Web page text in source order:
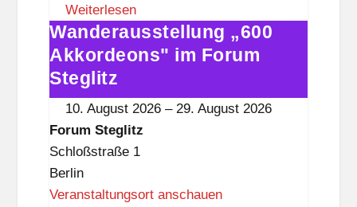
S
t
e
g
l
i
t
z
Weiterlesen
Wanderausstellung
„600
Akkordeons"
im
Forum
Steglitz
Wanderausstellung „600
Akkordeons" im Forum
Steglitz
10. August 2026 –29. August 2026
Forum Steglitz
Schloßstraße 1
Berlin
Veranstaltungsort anschauen